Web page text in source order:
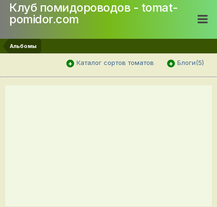
Клуб помидороводов - tomat-
pomidor.com
Альбомы
Каталог сортов томатов Блоги(5)